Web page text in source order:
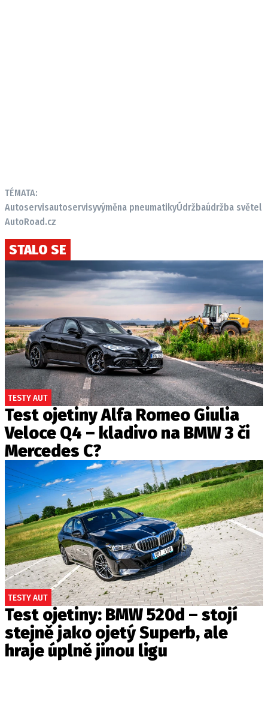
TÉMATA:
Autoservisautoservisyvýměna pneumatikyÚdržbaúdržba světel
AutoRoad.cz
STALO SE
TESTY AUT
Test ojetiny Alfa Romeo Giulia
Veloce Q4 – kladivo na BMW 3 či
Mercedes C?
TESTY AUT
Test ojetiny: BMW 520d – stojí
stejně jako ojetý Superb, ale
hraje úplně jinou ligu